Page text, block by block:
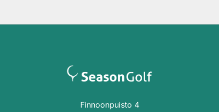
Finnoonpuisto 4